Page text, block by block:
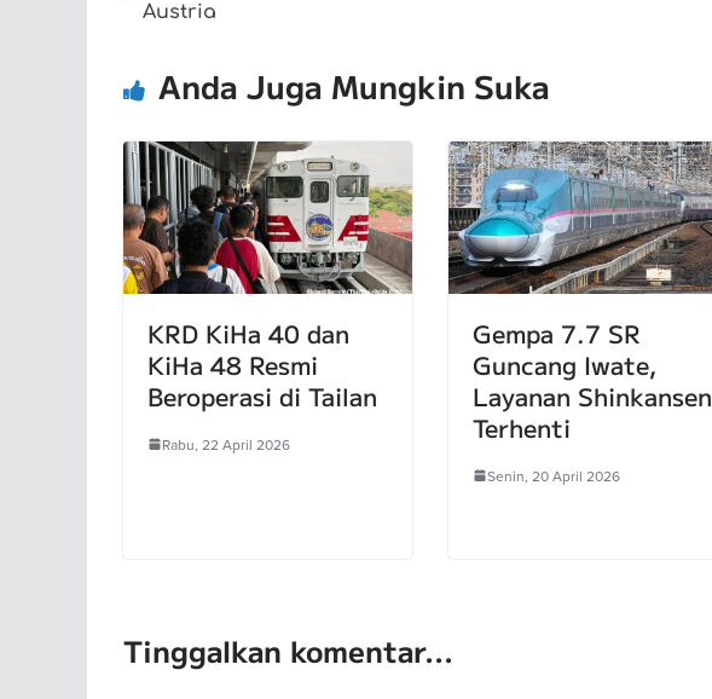
Austria
Anda Juga Mungkin Suka
KRD KiHa 40 dan
KiHa 48 Resmi
Beroperasi di Tailan
Rabu, 22 April 2026
Gempa 7.7 SR
Guncang Iwate,
Layanan Shinkansen
Terhenti
Senin, 20 April 2026
Tinggalkan komentar...